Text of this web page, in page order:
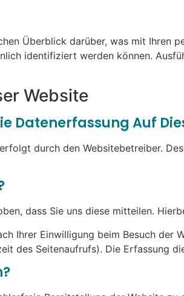
Überblick darüber, was mit Ihren
identifiziert werden können.
Website
Datenerfassung Auf
durch den Websitebetreiber.
dass Sie uns diese mitteilen.
Ihrer Einwilligung beim Besuch der
des Seitenaufrufs). Die Erfassung